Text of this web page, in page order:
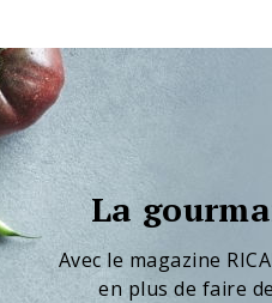
La
Avec le magazine
en plus de faire